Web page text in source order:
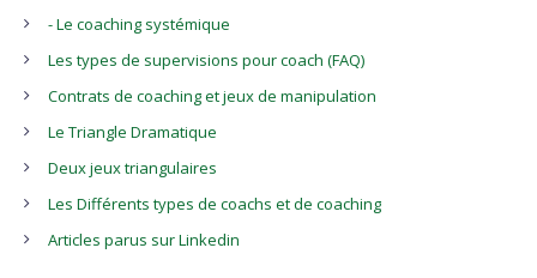
- Le coaching systémique
Les types de supervisions pour coach (FAQ)
Contrats de coaching et jeux de manipulation
Le Triangle Dramatique
Deux jeux triangulaires
Les Différents types de coachs et de coaching
Articles parus sur Linkedin